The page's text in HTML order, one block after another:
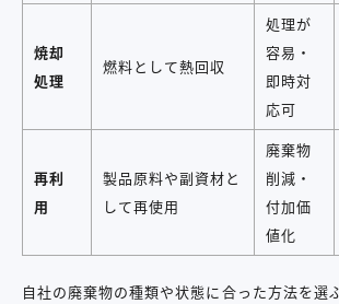
焼却
処理
燃料として熱回収
処理が
容易・
即時対
応可
再利
用
製品原料や副資材と
して再使用
廃棄物
削減・
付加価
値化
自社の廃棄物の種類や状態に合った方法を選